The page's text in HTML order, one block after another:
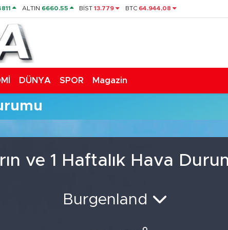
ALTIN 6660.55 BİST13.779 BTC 64.944,08
DÜNYA SPOR Magazin
ve 1 Haftalık Hava
Burgenland